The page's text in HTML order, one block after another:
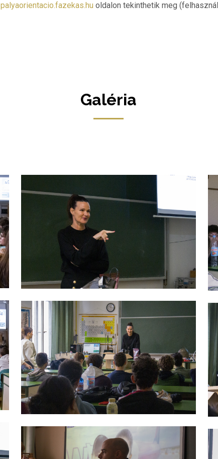
palyaorientacio.fazekas.hu oldalon tekinthetik meg
Galéria